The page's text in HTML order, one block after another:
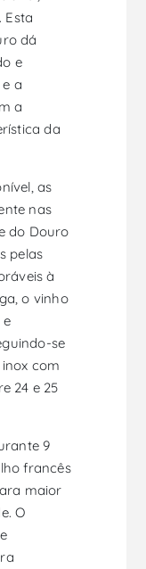
Esta
dá
e
a
a
da
as
nas
do Douro
pelas
à
o vinho
se
com
24 e 25
9
francês
maior
O